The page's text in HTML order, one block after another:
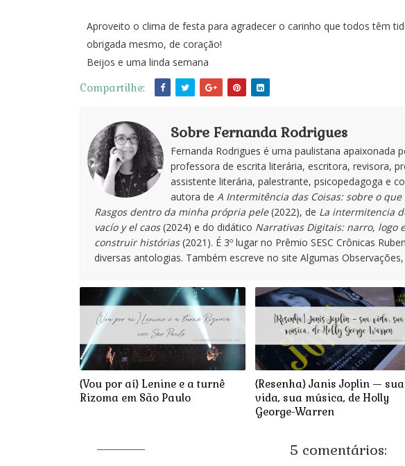
Aproveito o clima de festa para agradecer o carinho que todos têm
obrigada mesmo, de coração!
Beijos e uma linda semana
Compartilhe:
Sobre Fernanda Rodrigues
Fernanda Rodrigues é uma paulistana apaixonada
professora de escrita literária, escritora, revisora,
assistente literária, palestrante, psicopedagoga e
autora de A Intermitência das Coisas: sobre o
Rasgos dentro da minha própria pele(2022), de La intermitencia
vacío y el caos(2024) e do didático Narrativas Digitais: narro, logo
construir histórias(2021). É 3º lugar no Prêmio SESC Crônicas
diversas antologias. Também escreve no site Algumas
{Vou por aí} Lenine e a turnê
Rizoma em São Paulo
{Resenha} Janis Joplin — sua
vida, sua música, de Holly
George-Warren
5 comentários: